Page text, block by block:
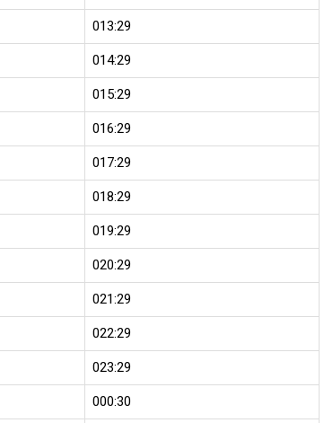
013:29
014:29
015:29
016:29
017:29
018:29
019:29
020:29
021:29
022:29
023:29
000:30